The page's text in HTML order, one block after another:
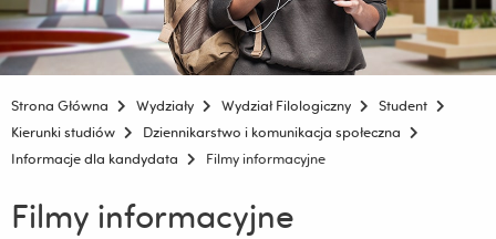
Strona Główna Wydziały Wydział Filologiczny
Student
Kierunki studiów
Dziennikarstwo i komunikacja społeczna
Informacje dla kandydata
Filmy informacyjne
Filmy informacyjne